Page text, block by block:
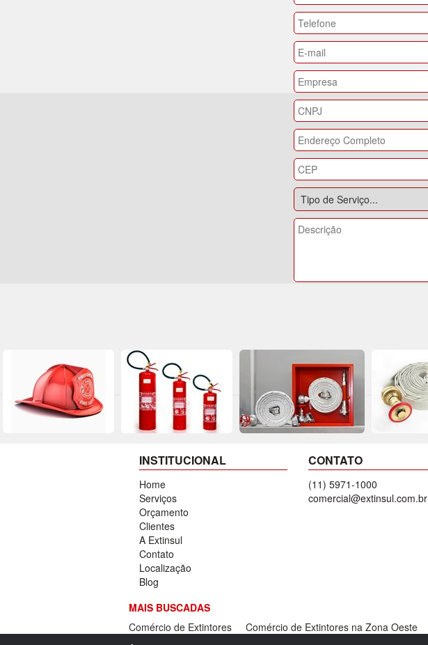
INSTITUCIONAL
Home
Serviços
Orçamento
Clientes
A Extinsul
Contato
Localização
Blog
CONTATO
(11) 5971-1000
comercial@extinsul.com.br
MAIS BUSCADAS
Comércio de Extintores
Comércio de Extintores na Zona Oeste